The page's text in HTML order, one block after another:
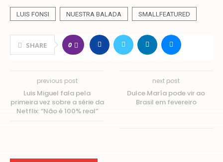
LUIS FONSI NUESTRA BALADA SMALLFEATURED
SHARE 0
previous post
Luis Miguel fala pela
primeira vez sobre a série da
Netflix: “Não é 100% real”
next post
Dulce María pode vir ao
Brasil em fevereiro